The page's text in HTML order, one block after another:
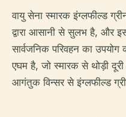
वायु सेना स्मारक इंग्लफील्ड
द्वारा आसानी से सुलभ है, और
सार्वजनिक परिवहन का
एघम है, जो स्मारक से थोड़ी
आगंतुक विन्सर से इंग्लफील्ड